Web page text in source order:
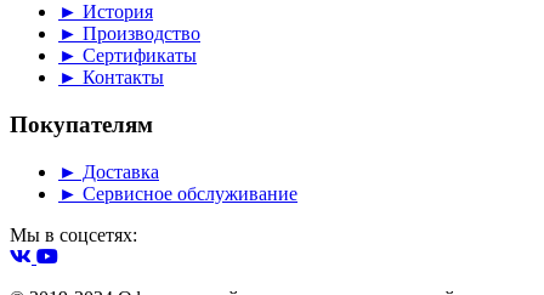
► История
► Производство
► Сертификаты
► Контакты
Покупателям
► Доставка
► Сервисное обслуживание
Мы в соцсетях: